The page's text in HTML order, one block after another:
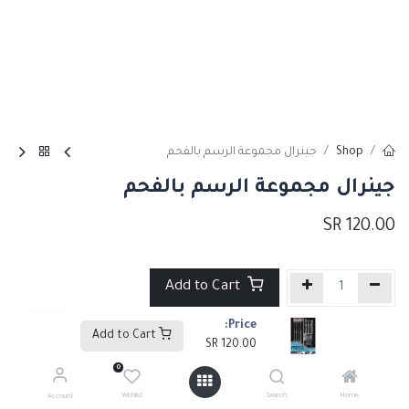
Price:
120.00
Home
Search
0
Wishlist
Account
Shop جينرال مجموعة الرسم بالفحم
جينرال مجموعة الرسم بالفحم
120.00
Add to Cart
إضافة إلى قائمة الأمنيات
المنتج الاكثر شهره